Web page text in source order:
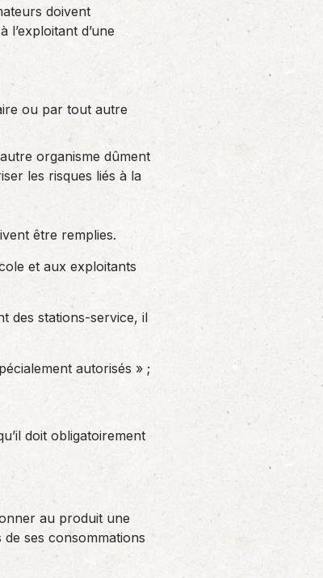
doivent
d’une
ou par tout autre
organisme dûment
les risques liés à la
être remplies.
et aux exploitants
des stations-service, il
autorisés » ;
doit obligatoirement
au produit une
de ses consommations